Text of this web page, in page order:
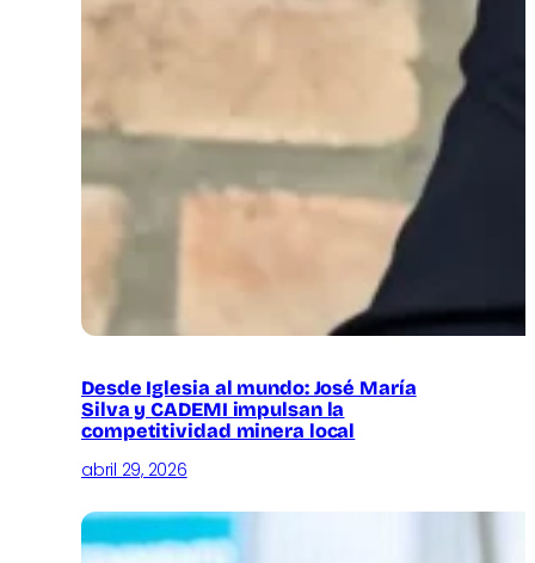
Desde Iglesia al mundo: José María
Silva y CADEMI impulsan la
competitividad minera local
abril 29, 2026